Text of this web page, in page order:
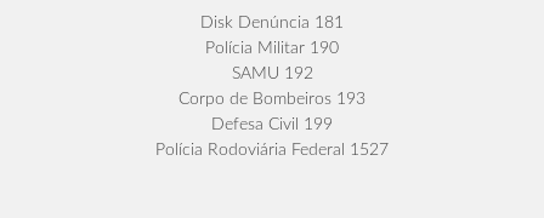
Disk Denúncia 181
Polícia Militar 190
SAMU 192
Corpo de Bombeiros 193
Defesa Civil 199
Polícia Rodoviária Federal 1527